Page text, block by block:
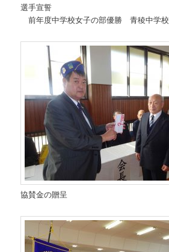
選手宣誓
前年度中学校女子の部優勝 青稜中学校
協賛金の贈呈